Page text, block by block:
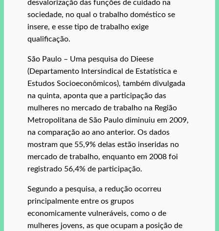
desvalorização das funções de cuidado na
sociedade, no qual o trabalho doméstico se
insere, e esse tipo de trabalho exige
qualificação.
São Paulo – Uma pesquisa do Dieese
(Departamento Intersindical de Estatística e
Estudos Socioeconômicos), também divulgada
na quinta, aponta que a participação das
mulheres no mercado de trabalho na Região
Metropolitana de São Paulo diminuiu em 2009,
na comparação ao ano anterior. Os dados
mostram que 55,9% delas estão inseridas no
mercado de trabalho, enquanto em 2008 foi
registrado 56,4% de participação.
Segundo a pesquisa, a redução ocorreu
principalmente entre os grupos
economicamente vulneráveis, como o de
mulheres jovens, as que ocupam a posição de